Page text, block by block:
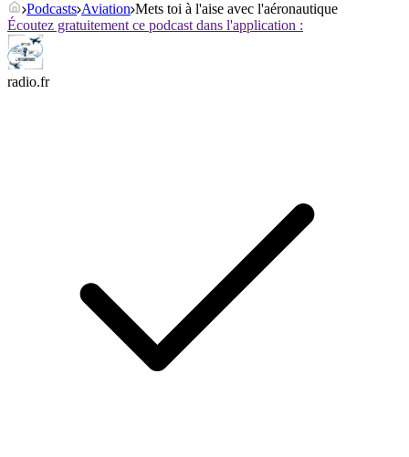
Podcasts Aviation Mets toi à l'aise avec l'aéronautique
Écoutez gratuitement ce podcast dans l'application :
radio.fr